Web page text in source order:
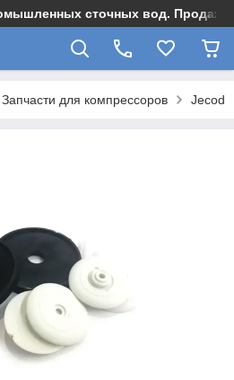
сточных вод.
Запчасти для компрессоров Jecod